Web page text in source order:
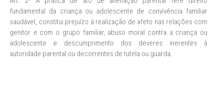
fundamental da criança ou adolescente de convivência familiar
saudável, constitui prejuízo à realização de afeto nas relações com
genitor e com o grupo familiar, abuso moral contra a criança ou
adolescente e descumprimento dos deveres inerentes à
autoridade parental ou decorrentes de tutela ou guarda.